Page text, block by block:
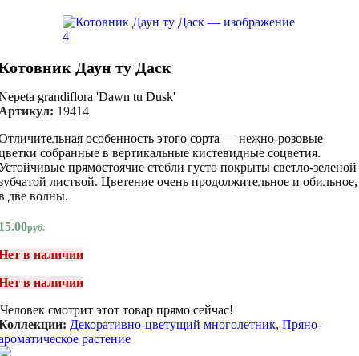
Даун ту Даск
grandiflora 'Dawn tu Dusk'
19414
особенность этого сорта — нежно-розовые
собранные в вертикальные кистевидные соцветия.
прямостоячие стебли густо покрыты светло-зеленой
листвой. Цветение очень продолжительное и обильное,
две волны.
руб.
в наличии
в наличии
Человек смотрит этот товар прямо сейчас!
Декоративно-цветущий многолетник, Пряно-
растение